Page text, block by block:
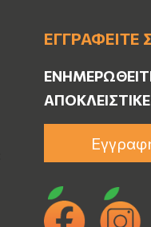
ΕΓΓΡΑΦΕΊΤΕ